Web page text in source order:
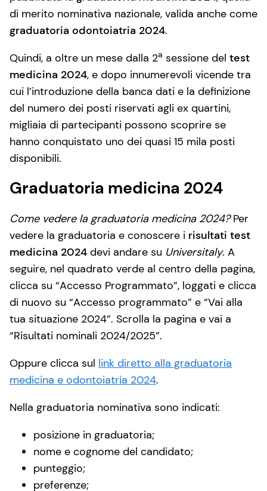
di merito nominativa nazionale, valida anche come
graduatoria odontoiatria 2024.
Quindi, a oltre un mese dalla 2a sessione del test
medicina 2024, e dopo innumerevoli vicende tra
cui l’introduzione della banca dati e la definizione
del numero dei posti riservati agli ex quartini,
migliaia di partecipanti possono scoprire se
hanno conquistato uno dei quasi 15 mila posti
disponibili.
Graduatoria medicina 2024
Come vedere la graduatoria medicina 2024?Per
vedere la graduatoria e conoscere i risultati test
medicina 2024 devi andare su Universitaly. A
seguire, nel quadrato verde al centro della pagina,
clicca su “Accesso Programmato”, loggati e clicca
di nuovo su “Accesso programmato” e “Vai alla
tua situazione 2024”. Scrolla la pagina e vai a
“Risultati nominali 2024/2025”.
Oppure clicca sul link diretto alla graduatoria
medicina e odontoiatria 2024.
Nella graduatoria nominativa sono indicati:
posizione in graduatoria;
nome e cognome del candidato;
punteggio;
preferenze;